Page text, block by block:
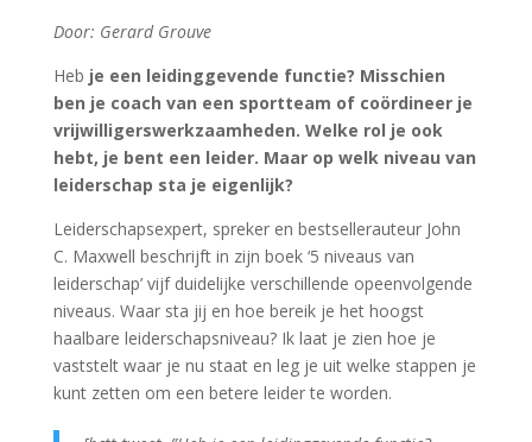
Door: Gerard Grouve
Heb je een leidinggevende functie? Misschien
ben je coach van een sportteam of coördineer je
vrijwilligerswerkzaamheden. Welke rol je ook
hebt, je bent een leider. Maar op welk niveau van
leiderschap sta je eigenlijk?
Leiderschapsexpert, spreker en bestsellerauteur John
C. Maxwell beschrijft in zijn boek ‘5 niveaus van
leiderschap’ vijf duidelijke verschillende opeenvolgende
niveaus. Waar sta jij en hoe bereik je het hoogst
haalbare leiderschapsniveau? Ik laat je zien hoe je
vaststelt waar je nu staat en leg je uit welke stappen je
kunt zetten om een betere leider te worden.